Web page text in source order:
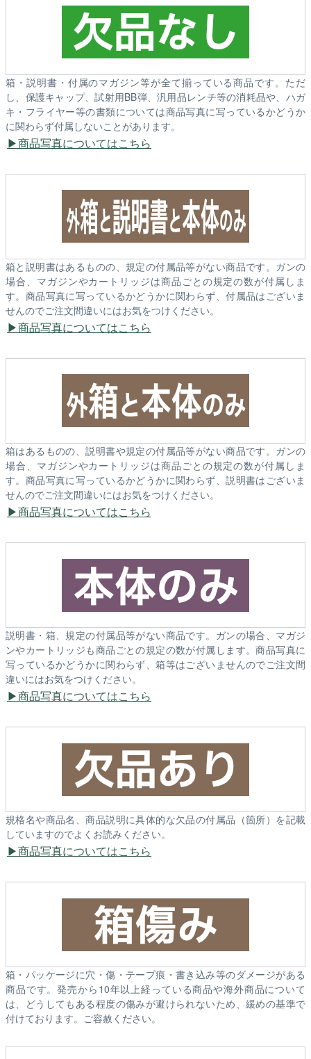
箱・説明書・付属のマガジン等が全て揃っている商品です。ただ
し、保護キャップ、試射用BB弾、汎用品レンチ等の消耗品や、ハガ
キ・フライヤー等の書類については商品写真に写っているかどうか
に関わらず付属しないことがあります。
商品写真についてはこちら
箱と説明書はあるものの、規定の付属品等がない商品です。ガンの
場合、マガジンやカートリッジは商品ごとの規定の数が付属しま
す。商品写真に写っているかどうかに関わらず、付属品はございま
せんのでご注文間違いにはお気をつけください。
商品写真についてはこちら
箱はあるものの、説明書や規定の付属品等がない商品です。ガンの
場合、マガジンやカートリッジは商品ごとの規定の数が付属しま
す。商品写真に写っているかどうかに関わらず、説明書はございま
せんのでご注文間違いにはお気をつけください。
商品写真についてはこちら
説明書・箱、規定の付属品等がない商品です。ガンの場合、マガジ
ンやカートリッジも商品ごとの規定の数が付属します。商品写真に
写っているかどうかに関わらず、箱等はございませんのでご注文間
違いにはお気をつけください。
商品写真についてはこちら
規格名や商品名、商品説明に具体的な欠品の付属品（箇所）を記載
していますのでよくお読みください。
商品写真についてはこちら
箱・パッケージに穴・傷・テープ痕・書き込み等のダメージがある
商品です。発売から10年以上経っている商品や海外商品について
は、どうしてもある程度の傷みが避けられないため、緩めの基準で
付けております。ご容赦ください。